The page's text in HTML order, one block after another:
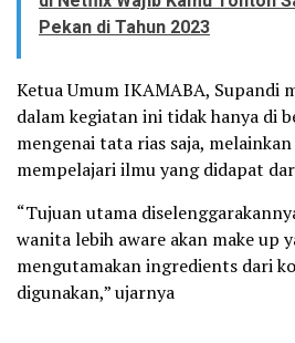
Pekan di Tahun 2023
Ketua Umum IKAMABA, Supandi
dalam kegiatan ini tidak hanya di
mengenai tata rias saja,
mempelajari ilmu yang didapat
“Tujuan utama
wanita lebih aware akan make up
mengutamakan ingredients dari
digunakan,” ujarnya